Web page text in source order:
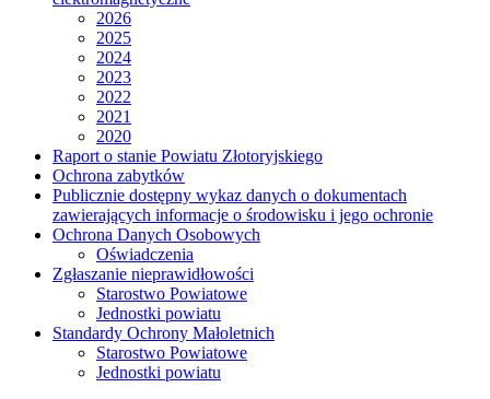
2026
2025
2024
2023
2022
2021
2020
Raport o stanie Powiatu Złotoryjskiego
Ochrona zabytków
Publicznie dostępny wykaz danych o dokumentach
zawierających informacje o środowisku i jego ochronie
Ochrona Danych Osobowych
Oświadczenia
Zgłaszanie nieprawidłowości
Starostwo Powiatowe
Jednostki powiatu
Standardy Ochrony Małoletnich
Starostwo Powiatowe
Jednostki powiatu